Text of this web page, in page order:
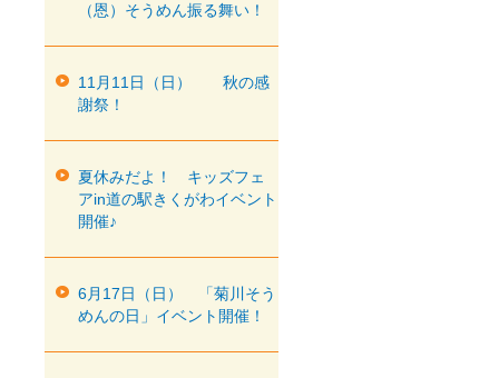
（恩）そうめん振る舞い！
11月11日（日） 秋の感
謝祭！
夏休みだよ！ キッズフェ
アin道の駅きくがわイベント
開催♪
6月17日（日） 「菊川そう
めんの日」イベント開催！